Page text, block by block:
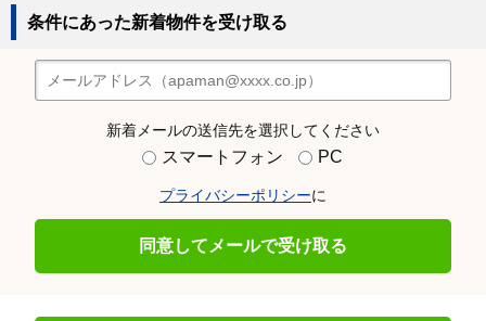
条件にあった新着物件を受け取る
新着メールの送信先を選択してください
スマートフォン PC
プライバシーポリシーに
同意してメールで受け取る